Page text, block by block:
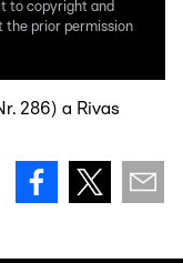
to copyright and
the prior permission
286) a Rivas